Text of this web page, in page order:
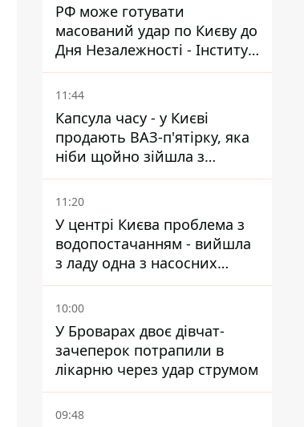
РФ може готувати
масований удар по Києву до
Дня Незалежності - Інститут
вивчення війни
11:44
Капсула часу - у Києві
продають ВАЗ-п'ятірку, яка
ніби щойно зійшла з
конвейєра
11:20
У центрі Києва проблема з
водопостачанням - вийшла
з ладу одна з насосних
станцій
10:00
У Броварах двоє дівчат-
зачеперок потрапили в
лікарню через удар струмом
09:48